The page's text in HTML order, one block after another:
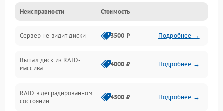
Охлаждение и температура
Материнская плата и процессор
Сеть и коммуникации
Неисправности Стоимость
Сервер не видит диски 3500 ₽ Подробнее →
Выпал диск из RAID-
массива
4000 ₽ Подробнее →
RAID в деградированном
состоянии
4500 ₽ Подробнее →